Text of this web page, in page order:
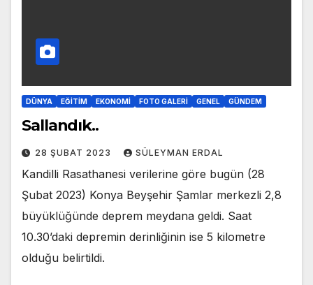
DÜNYA EĞITIM EKONOMI FOTO GALERI GENEL GÜNDEM
Sallandık..
28 ŞUBAT 2023 SÜLEYMAN ERDAL
Kandilli Rasathanesi verilerine göre bugün (28
Şubat 2023) Konya Beyşehir Şamlar merkezli 2,8
büyüklüğünde deprem meydana geldi. Saat
10.30’daki depremin derinliğinin ise 5 kilometre
olduğu belirtildi.